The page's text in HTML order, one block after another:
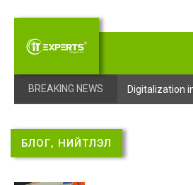
BREAKING NEWS
Digitalization in mining Mongolia 2025 арга хэмжээний бүртгэл эхэллээ
БЛОГ, НИЙТЛЭЛ